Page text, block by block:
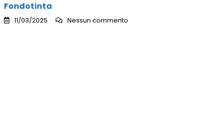
Fondotinta
11/03/2025 Nessun commento